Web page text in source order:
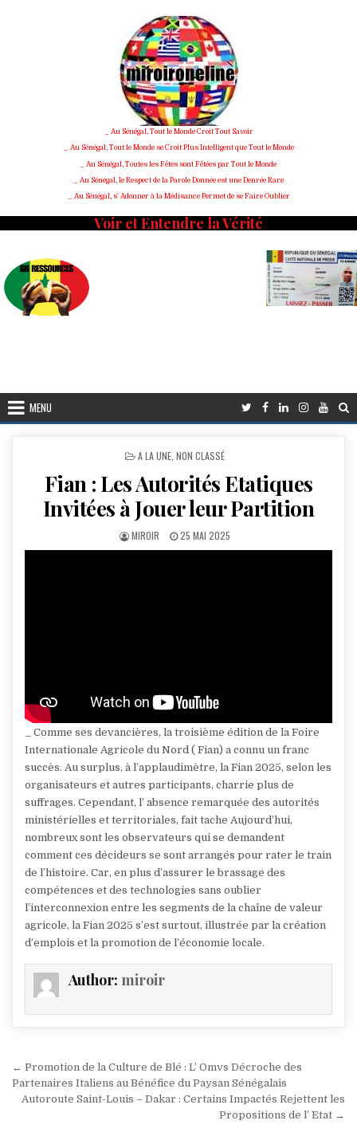
_ Au Sénégal, Tout le Monde Croit Tout Savoir
_ Au Sénégal, Tout le Monde se Croit Plus Intelligent que Tout le Monde
_ Au Sénégal, Toutes les Fêtes sont Fêtées par Tout le Monde
_ Au Sénégal, le Respect de la Parole Donnée est une Denrée Rare
_ Au Sénégal, s' Adonner à la Médisance Permet de se Faire Oublier
Voir et Entendre la Vérité
MENU
POSTED
A LA UNE, NON CLASSÉ
Fian : Les Autorités Etatiques
Invitées à Jouer leur Partition
AUTHOR:
MIROIR
PUBLISHED
DATE:
25 MAI 2025
_ Comme ses devancières, la troisième édition de la Foire
Internationale Agricole du Nord ( Fian) a connu un franc
succès. Au surplus, à l’applaudimètre, la Fian 2025, selon les
organisateurs et autres participants, charrie plus de
suffrages. Cependant, l’ absence remarquée des autorités
ministérielles et territoriales, fait tache Aujourd’hui,
nombreux sont les observateurs qui se demandent
comment ces décideurs se sont arrangés pour rater le train
de l’histoire. Car, en plus d’assurer le brassage des
compétences et des technologies sans oublier
l’interconnexion entre les segments de la chaîne de valeur
agricole, la Fian 2025 s’est surtout, illustrée par la création
d’emplois et la promotion de l’économie locale.
Author: miroir
Navigation
de
← Promotion de la Culture de Blé : L’ Omvs Décroche des
Partenaires Italiens au Bénéfice du Paysan Sénégalais
Autoroute Saint-Louis – Dakar : Certains Impactés Rejettent les
Propositions de l’ Etat →